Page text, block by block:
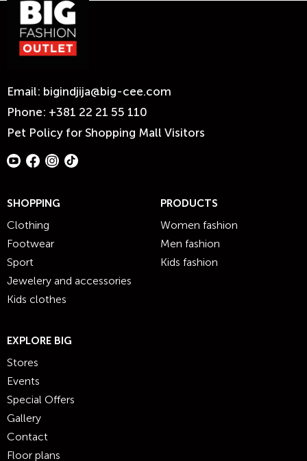
Email: bigindjija@big-cee.com
Phone: +381 22 21 55 110
Pet Policy for Shopping Mall Visitors
SHOPPING
Clothing
Footwear
Sport
Jewelery and accessories
Kids clothes
PRODUCTS
Women fashion
Men fashion
Kids fashion
EXPLORE BIG
Stores
Events
Special Offers
Gallery
Contact
Floor plans